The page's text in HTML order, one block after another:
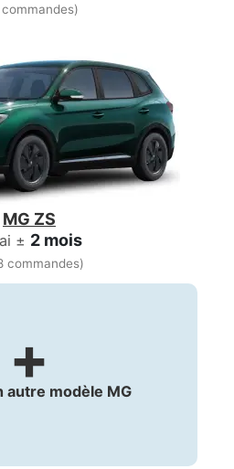
commandes)
MG ZS
± 2 mois
commandes)
+
autre modèle MG